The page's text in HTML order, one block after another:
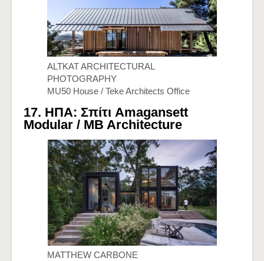
ALTKAT ARCHITECTURAL
PHOTOGRAPHY
MU50 House / Teke Architects Office
17. ΗΠΑ: Σπίτι Amagansett
Modular / MB Architecture
MATTHEW CARBONE